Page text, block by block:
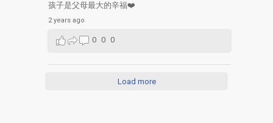
孩子是父母最大的辛福❤️
2 years ago
0 0 0
Load more